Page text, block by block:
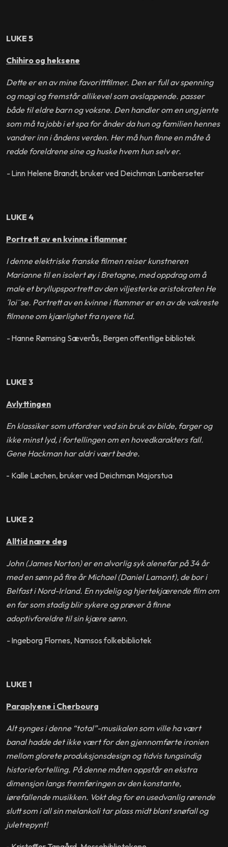
LUKE 5
Chihiro og heksene
Dette er en av mine favorittfilmer. Den er full av spenning
og magi og fremstår allikevel som avslappende. passer
både til eldre barn og voksne. Den handler om en ung jente
som må ta jobb i et spa for ånder da hun og familien hennes
vandrer inn i åndens verden. Her må hun finne en måte å
redde foreldrene sine og huske hvem hun selv er.
-Linn Helene Brandt, bruker ved Deichman Lamberseter
LUKE 4
Portrett av en kvinne i flammer
I denne elektriske franske filmen reiser kunstneren
Marianne til en isolert øy i Bretagne, med oppdrag om å
male et bryllupsportrett av den viljesterke aristokraten He
´loi¨se. Portrett av en kvinne i flammer er en av de vakreste
filmene om kjærlighet fra nyere tid.
-Hanne Rømsing Sæverås, Bergen offentlige bibliotek
LUKE 3
Avlyttingen
En klassiker som utfordrer ved sin bruk av bilde, farger og
ikke minst lyd, i fortellingen om en hovedkarakters fall.
Gene Hackman har aldri vært bedre.
- Kalle Løchen, bruker ved Deichman Majorstua
LUKE 2
Alltid nære deg
John (James Norton) er en alvorlig syk alenefar på 34 år
med en sønn på fire år Michael (Daniel Lamont), de bor i
Belfast i Nord-Irland. En nydelig og hjertekjærende film om
en far som stadig blir sykere og prøver å finne
adoptivforeldre til sin kjære sønn.
-Ingeborg Flornes, Namsos folkebibliotek
LUKE 1
Paraplyene i Cherbourg
Alt synges i denne “total”-musikalen som ville ha vært
banal hadde det ikke vært for den gjennomførte ironien
mellom glorete produksjonsdesign og tidvis tungsindig
historiefortelling. På denne måten oppstår en ekstra
dimensjon langs fremføringen av den konstante,
iørefallende musikken. Vokt deg for en usedvanlig rørende
slutt som i all sin melankoli tar plass midt blant snøfall og
juletrepynt!